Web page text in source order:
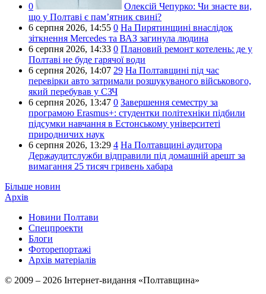
0 Олексій Чепурко: Чи знаєте ви,
що у Полтаві є пам’ятник свині?
6 серпня 2026, 14:55 0 На Пирятинщині внаслідок
зіткнення Mercedes та ВАЗ загинула людина
6 серпня 2026, 14:33 0 Плановий ремонт котелень: де у
Полтаві не буде гарячої води
6 серпня 2026, 14:07 29 На Полтавщині під час
перевірки авто затримали розшукуваного військового,
який перебував у СЗЧ
6 серпня 2026, 13:47 0 Завершення семестру за
програмою Erasmus+: студентки політехніки підбили
підсумки навчання в Естонському університеті
природничих наук
6 серпня 2026, 13:29 4 На Полтавщині аудитора
Держаудитслужби відправили під домашній арешт за
вимагання 25 тисяч гривень хабара
Більше новин
Архів
Новини Полтави
Спецпроекти
Блоги
Фоторепортажі
Архів матеріалів
© 2009 – 2026 Інтернет-видання «Полтавщина»